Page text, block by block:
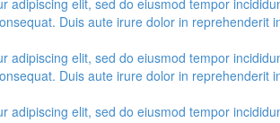
adipiscing elit, sed do eiusmod tempor
Duis aute irure dolor in reprehenderit
adipiscing elit, sed do eiusmod tempor
Duis aute irure dolor in reprehenderit
adipiscing elit, sed do eiusmod tempor